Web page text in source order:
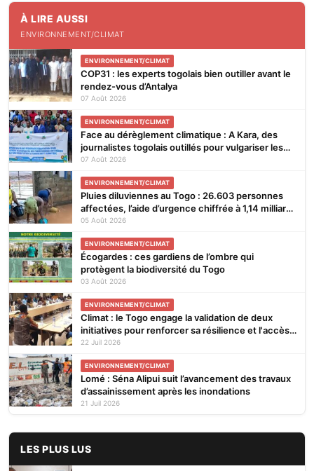
À LIRE AUSSI
ENVIRONNEMENT/CLIMAT
ENVIRONNEMENT/CLIMAT
COP31 : les experts togolais bien outiller avant le
rendez-vous d’Antalya
07 Août 2026
ENVIRONNEMENT/CLIMAT
Face au dérèglement climatique : A Kara, des
journalistes togolais outillés pour vulgariser les
Plans Régionaux d’Adaptation
07 Août 2026
ENVIRONNEMENT/CLIMAT
Pluies diluviennes au Togo : 26.603 personnes
affectées, l’aide d’urgence chiffrée à 1,14 milliard
FCFA
05 Août 2026
ENVIRONNEMENT/CLIMAT
Écogardes : ces gardiens de l’ombre qui
protègent la biodiversité du Togo
03 Août 2026
ENVIRONNEMENT/CLIMAT
Climat : le Togo engage la validation de deux
initiatives pour renforcer sa résilience et l'accès
aux financements verts
22 Juil 2026
ENVIRONNEMENT/CLIMAT
Lomé : Séna Alipui suit l’avancement des travaux
d’assainissement après les inondations
21 Juil 2026
LES PLUS LUS